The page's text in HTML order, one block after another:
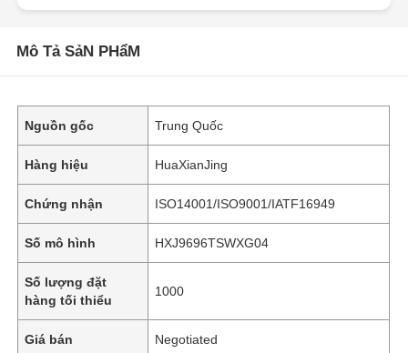
Mô Tả SảN PHẩM
Nguồn gốc Trung Quốc
Hàng hiệu HuaXianJing
Chứng nhận ISO14001/ISO9001/IATF16949
Số mô hình HXJ9696TSWXG04
Số lượng đặt
hàng tối thiểu
1000
Giá bán Negotiated